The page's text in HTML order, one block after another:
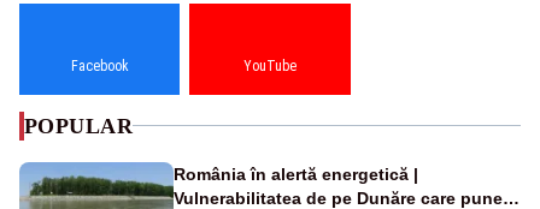
Facebook YouTube
POPULAR
România în alertă energetică |
Vulnerabilitatea de pe Dunăre care pune